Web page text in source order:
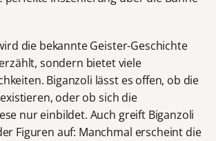
die bekannte Geister-Geschichte
sondern bietet viele
Biganzoli lässt es offen, ob die
oder ob sich die
nur einbildet. Auch greift Biganzoli
Figuren auf: Manchmal erscheint die